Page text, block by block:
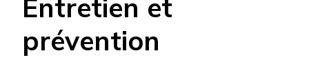
Entretien et
prévention